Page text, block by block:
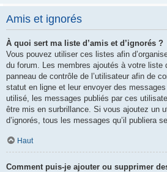
Amis et ignorés
À quoi sert ma liste d’amis et d’ignorés ?
Vous pouvez utiliser ces listes afin
du forum. Les membres ajoutés à votre liste
panneau de contrôle de l’utilisateur afin de
statut en ligne et leur envoyer des
utilisé, les messages publiés par ces
être mis en surbrillance. Si vous ajoutez un
d’ignorés, tous les messages qu’il publiera
Haut
Comment puis-je ajouter ou supprimer